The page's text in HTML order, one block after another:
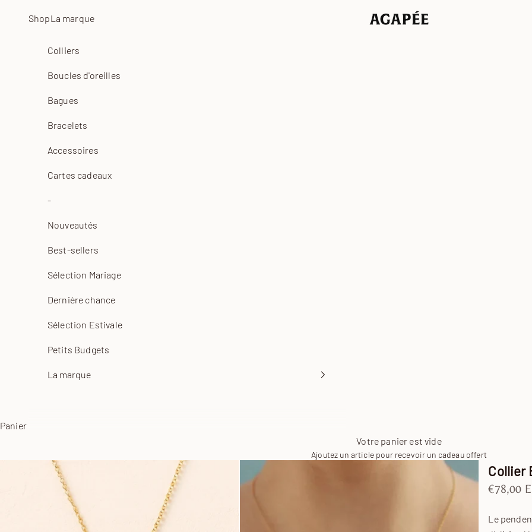
Agapée
ShopLa marque
Colliers
Boucles d'oreilles
Bagues
Bracelets
Accessoires
Cartes cadeaux
-
Nouveautés
Best-sellers
Sélection Mariage
Dernière chance
Sélection Estivale
Petits Budgets
La marque
Panier
Votre panier est vide
Ajoutez un article pour recevoir un cadeau offert
Collier
Prix de
€78,00
Le